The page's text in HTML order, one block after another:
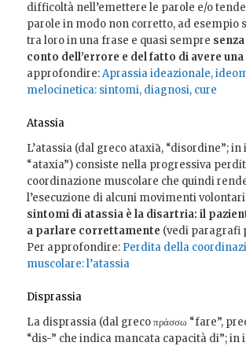
difficoltà nell’emettere le parole e/o
parole in modo non corretto, ad esempio
tra loro in una frase e quasi sempre
conto dell’errore e del fatto di avere
approfondire:Aprassia ideazionale,
melocinetica: sintomi, diagnosi, cure
Atassia
L’atassia (dal greco ataxiā, “disordine”; in
“ataxia”) consiste nella progressiva
coordinazione muscolare che quindi
l’esecuzione di alcuni movimenti
sintomi di atassia è la disartria: il
a parlare correttamente (vedi paragrafi
Per approfondire: Perdita della
muscolare: l’atassia
Disprassia
La disprassia (dal greco πράσσω “fare”,
“dis-” che indica mancata capacità di”; in